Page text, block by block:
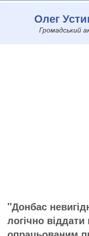
Олег
Громадський
"Донбас
логічно